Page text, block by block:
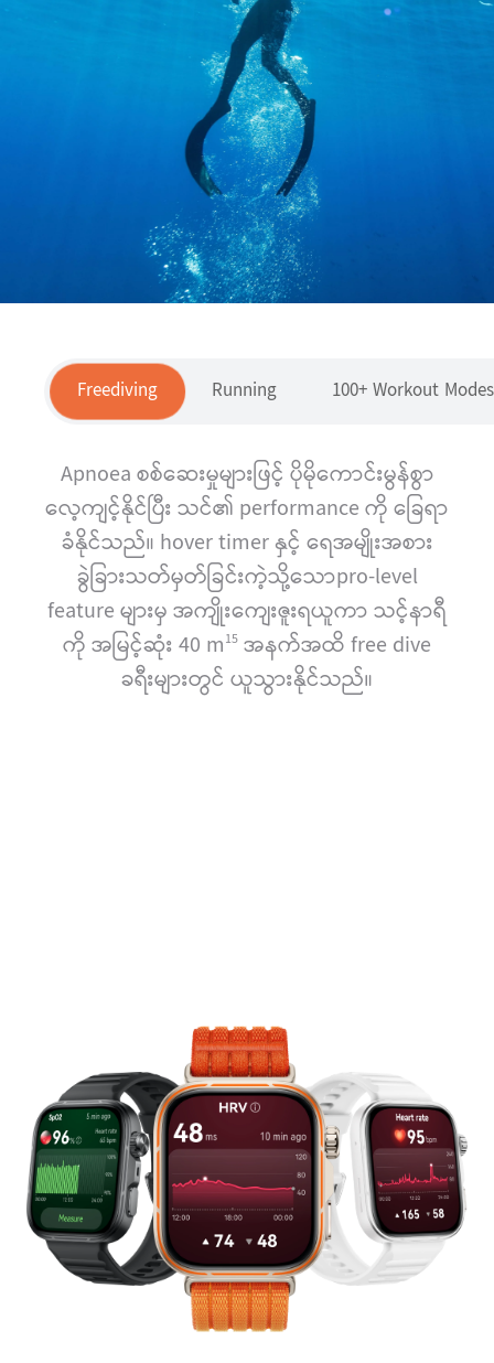
Freediving Running 100+ Workout Modes
Apnoea စစ်ဆေးမှုများဖြင့် ပိုမိုကောင်းမွန်စွာ
လေ့ကျင့်နိုင်ပြီး သင်၏ performance ကို ခြေရာ
ခံနိုင်သည်။ hover timer နှင့် ရေအမျိုးအစား
ခွဲခြားသတ်မှတ်ခြင်းကဲ့သို့သောpro-level
feature များမှ အကျိုးကျေးဇူးရယူကာ သင့်နာရီ
ကို အမြင့်ဆုံး 40 m15 အနက်အထိ free dive
ခရီးများတွင် ယူသွားနိုင်သည်။